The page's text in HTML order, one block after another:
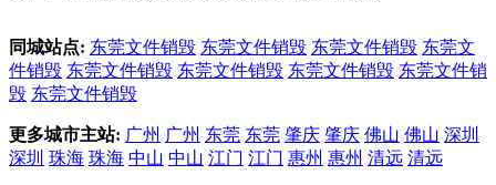
同城站点: 东莞文件销毁 东莞文件销毁 东莞文件销毁 东莞文
件销毁 东莞文件销毁 东莞文件销毁 东莞文件销毁 东莞文件销
毁 东莞文件销毁
更多城市主站: 广州 广州 东莞 东莞 肇庆 肇庆 佛山 佛山 深圳
深圳 珠海 珠海 中山 中山 江门 江门 惠州 惠州 清远 清远